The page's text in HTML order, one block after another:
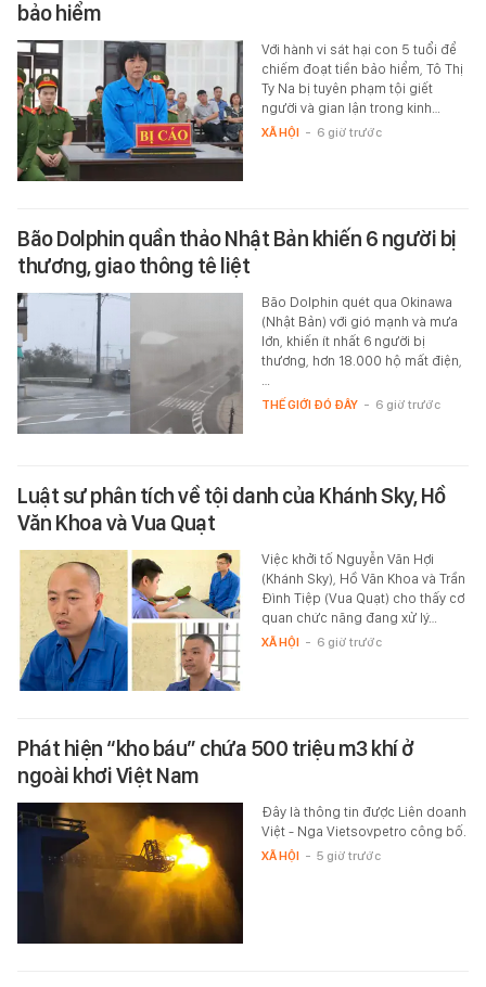
bảo hiểm
Với hành vi sát hại con 5 tuổi để
chiếm đoạt tiền bảo hiểm, Tô Thị
Ty Na bị tuyên phạm tội giết
người và gian lận trong kinh…
XÃ HỘI - 6 giờ trước
Bão Dolphin quần thảo Nhật Bản khiến 6 người bị
thương, giao thông tê liệt
Bão Dolphin quét qua Okinawa
(Nhật Bản) với gió mạnh và mưa
lớn, khiến ít nhất 6 người bị
thương, hơn 18.000 hộ mất điện,
…
THẾ GIỚI ĐÓ ĐÂY - 6 giờ trước
Luật sư phân tích về tội danh của Khánh Sky, Hồ
Văn Khoa và Vua Quạt
Việc khởi tố Nguyễn Văn Hợi
(Khánh Sky), Hồ Văn Khoa và Trần
Đình Tiệp (Vua Quạt) cho thấy cơ
quan chức năng đang xử lý…
XÃ HỘI - 6 giờ trước
Phát hiện “kho báu” chứa 500 triệu m3 khí ở
ngoài khơi Việt Nam
Đây là thông tin được Liên doanh
Việt - Nga Vietsovpetro công bố.
XÃ HỘI - 5 giờ trước